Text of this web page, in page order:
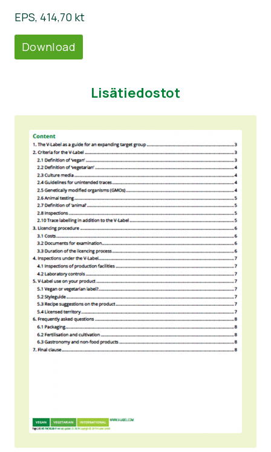
EPS, 414,70 kt
Download
Lisätiedostot